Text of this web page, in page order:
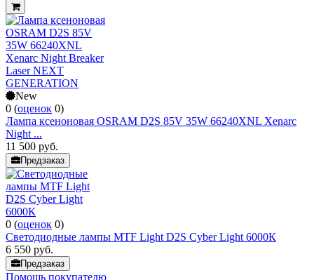
New
0 (оценок 0)
Лампа ксеноновая OSRAM D2S 85V 35W 66240XNL Xenarc
Night ...
11 500 руб.
Предзаказ
0 (оценок 0)
Светодиодные лампы MTF Light D2S Cyber Light 6000К
6 550 руб.
Предзаказ
Помощь покупателю